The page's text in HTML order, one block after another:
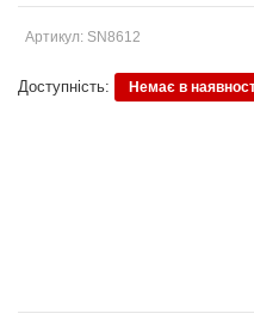
Артикул: SN8612
Доступність: Немає в